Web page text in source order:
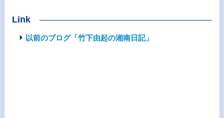
Link
以前のブログ「竹下由起の湘南日記」